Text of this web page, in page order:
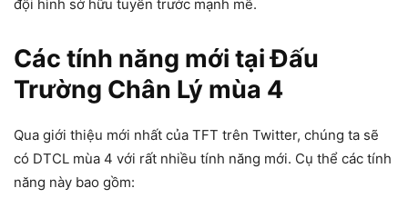
đội hình sở hữu tuyến trước mạnh mẽ.
Các tính năng mới tại Đấu
Trường Chân Lý mùa 4
Qua giới thiệu mới nhất của TFT trên Twitter, chúng ta sẽ
có DTCL mùa 4 với rất nhiều tính năng mới. Cụ thể các tính
năng này bao gồm: